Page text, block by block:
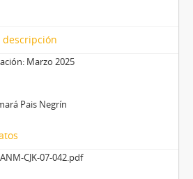
Marzo 2025
Pais Negrín
CJK-07-042.pdf